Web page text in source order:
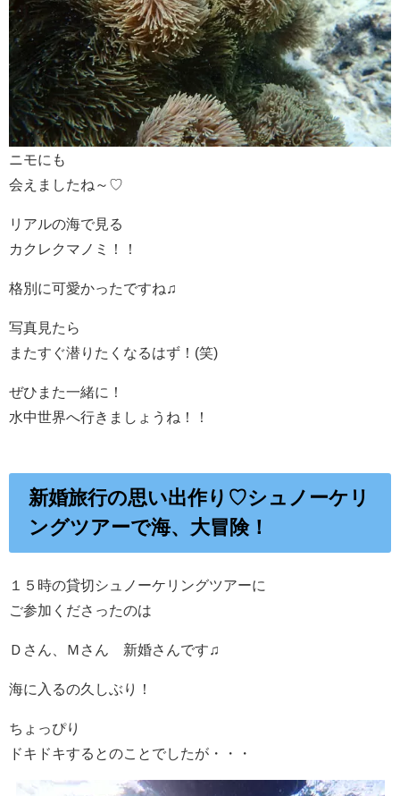
ニモにも
会えましたね～♡
リアルの海で見る
カクレクマノミ！！
格別に可愛かったですね♫
写真見たら
またすぐ潜りたくなるはず！(笑)
ぜひまた一緒に！
水中世界へ行きましょうね！！
新婚旅行の思い出作り♡シュノーケリ
ングツアーで海、大冒険！
１５時の貸切シュノーケリングツアーに
ご参加くださったのは
Ｄさん、Ｍさん 新婚さんです♫
海に入るの久しぶり！
ちょっぴり
ドキドキするとのことでしたが・・・